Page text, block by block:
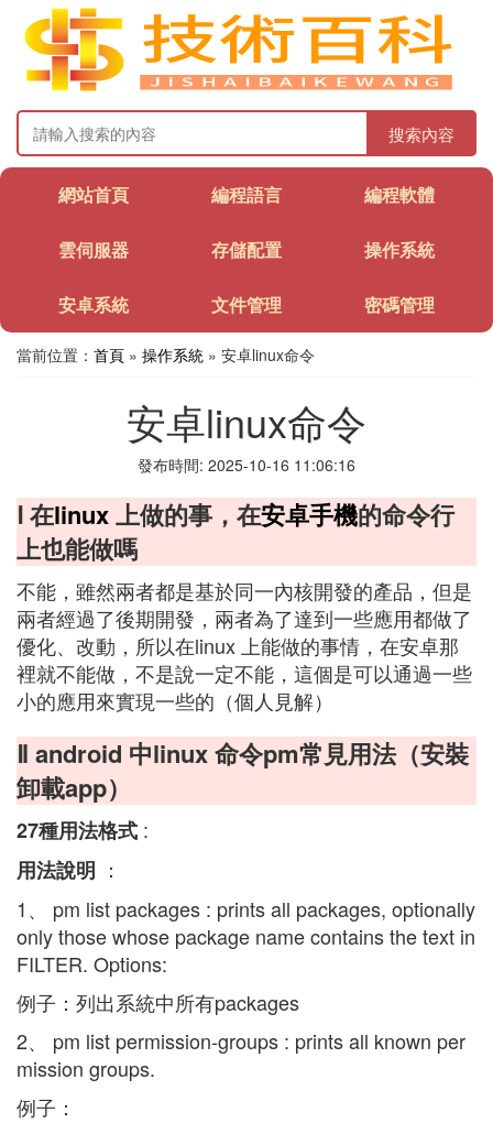
搜索內容
網站首頁 編程語言 編程軟體
雲伺服器 存儲配置 操作系統
安卓系統 文件管理 密碼管理
當前位置： 首頁 » 操作系統 » 安卓linux命令
安卓linux命令
發布時間: 2025-10-16 11:06:16
Ⅰ 在linux上做的事，在安卓手機的命令行
上也能做嗎
不能，雖然兩者都是基於同一內核開發的產品，但是
兩者經過了後期開發，兩者為了達到一些應用都做了
優化、改動，所以在linux 上能做的事情，在安卓那
裡就不能做，不是說一定不能，這個是可以通過一些
小的應用來實現一些的（個人見解）
Ⅱ android 中linux 命令pm常見用法（安裝
卸載app）
27種用法格式 :
用法說明 ：
1、 pm list packages : prints all packages, optionally
only those whose package name contains the text in
FILTER. Options:
例子：列出系統中所有packages
2、 pm list permission-groups : prints all known per
mission groups.
例子：